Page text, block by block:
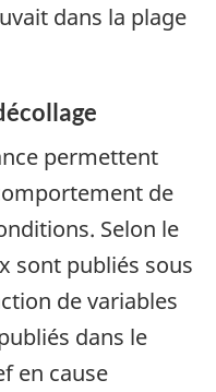
dans la plage
permettent
de
Selon le
sont publiés sous
de variables
dans le
en cause